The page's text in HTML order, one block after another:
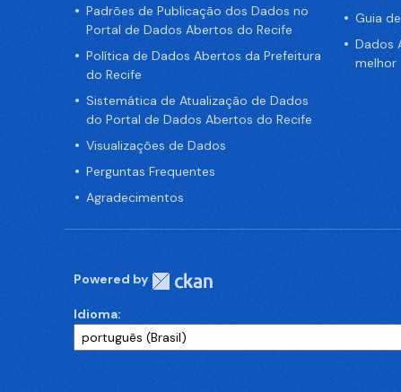
Padrões de Publicação dos Dados no
Portal de Dados Abertos do Recife
Política de Dados Abertos da Prefeitura
do Recife
Sistemática de Atualização de Dados
do Portal de Dados Abertos do Recife
Visualizações de Dados
Perguntas Frequentes
Agradecimentos
Guia
Dados
melhor
Powered by
Idioma